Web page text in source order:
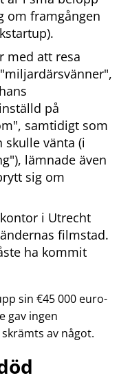
om framgången
med att resa
miljardärsvänner ,
på
, samtidigt som
skulle vänta (i
), lämnade även
sig om
i Utrecht
filmstad.
ha kommit
sin €45 000 euro-
gav ingen
av något.